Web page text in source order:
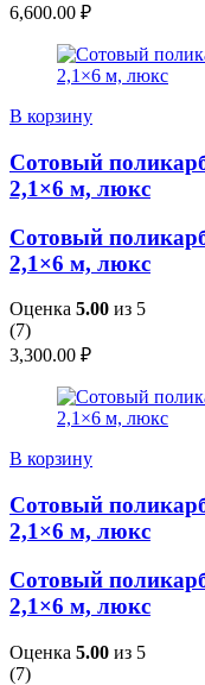
6,600.00 ₽
В корзину
Сотовый
2,1×6 м, люкс
Сотовый
2,1×6 м, люкс
Оценка 5.00 из 5
(7)
3,300.00 ₽
В корзину
Сотовый
2,1×6 м, люкс
Сотовый
2,1×6 м, люкс
Оценка 5.00 из 5
(7)